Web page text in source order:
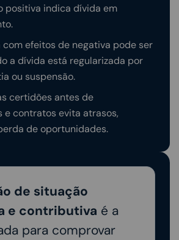
positiva indica dívida em
efeitos de negativa pode ser
a dívida está regularizada por
ou suspensão.
certidões antes de
e contratos evita atrasos,
de oportunidades.
de situação
e contributiva é a
para comprovar